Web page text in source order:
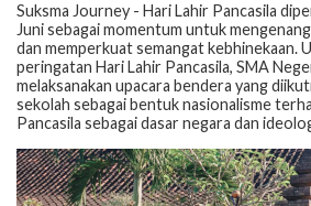
Suksma Journey - Hari Lahir Pancasila
Juni sebagai momentum untuk
dan memperkuat semangat kebhinekaan.
peringatan Hari Lahir Pancasila, SMA
melaksanakan upacara bendera yang
sekolah sebagai bentuk nasionalisme
Pancasila sebagai dasar negara dan